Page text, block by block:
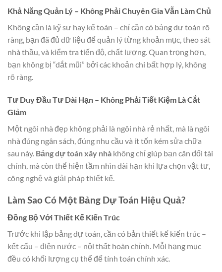
Khả Năng Quản Lý – Không Phải Chuyên Gia Vẫn Làm Chủ
Không cần là kỹ sư hay kế toán – chỉ cần có bảng dự toán rõ
ràng, bạn đã đủ dữ liệu để quản lý từng khoản mục, theo sát
nhà thầu, và kiểm tra tiến độ, chất lượng. Quan trọng hơn,
bạn không bị “dắt mũi” bởi các khoản chi bất hợp lý, không
rõ ràng.
Tư Duy Đầu Tư Dài Hạn – Không Phải Tiết Kiệm Là Cắt
Giảm
Một ngôi nhà đẹp không phải là ngôi nhà rẻ nhất, mà là ngôi
nhà đúng ngân sách, đúng nhu cầu và ít tốn kém sửa chữa
sau này. Bảng dự toán xây nhà không chỉ giúp bạn cân đối tài
chính, mà còn thể hiện tầm nhìn dài hạn khi lựa chọn vật tư,
công nghệ và giải pháp thiết kế.
Làm Sao Có Một Bảng Dự Toán Hiệu Quả?
Đồng Bộ Với Thiết Kế Kiến Trúc
Trước khi lập bảng dự toán, cần có bản thiết kế kiến trúc –
kết cấu – điện nước – nội thất hoàn chỉnh. Mỗi hạng mục
đều có khối lượng cụ thể để tính toán chính xác.